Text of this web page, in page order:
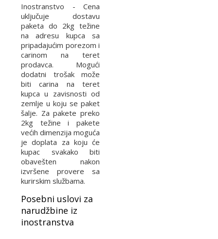
Inostranstvo - Cena
uključuje dostavu
paketa do 2kg težine
na adresu kupca sa
pripadajućim porezom i
carinom na teret
prodavca. Mogući
dodatni trošak može
biti carina na teret
kupca u zavisnosti od
zemlje u koju se paket
šalje. Za pakete preko
2kg težine i pakete
većih dimenzija moguća
je doplata za koju će
kupac svakako biti
obavešten nakon
izvršene provere sa
kurirskim službama.
Posebni uslovi za
narudžbine iz
inostranstva